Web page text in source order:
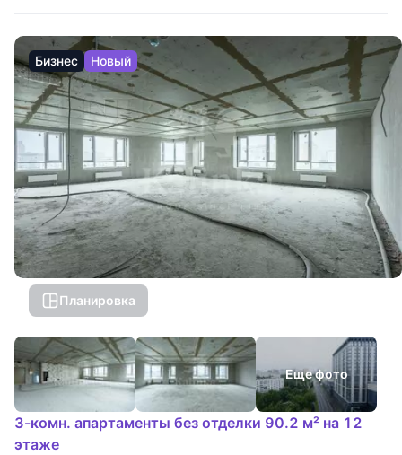
Бизнес Новый
Планировка
Еще фото
3-комн. апартаменты без отделки 90.2 м² на 12
этаже